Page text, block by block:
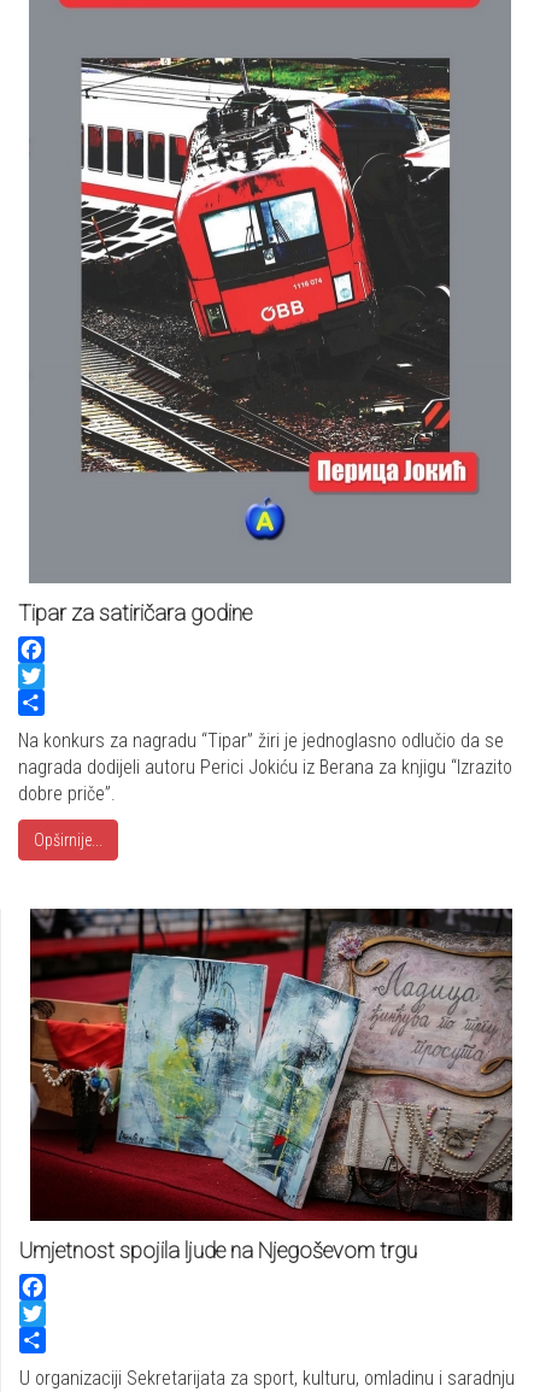
Tipar za satiričara godine
Facebook
Twitter
Share
Na konkurs za nagradu “Tipar” žiri je jednoglasno odlučio da se
nagrada dodijeli autoru Perici Jokiću iz Berana za knjigu “Izrazito
dobre priče”.
Opširnije...
Umjetnost spojila ljude na Njegoševom trgu
Facebook
Twitter
Share
U organizaciji Sekretarijata za sport, kulturu, omladinu i saradnju